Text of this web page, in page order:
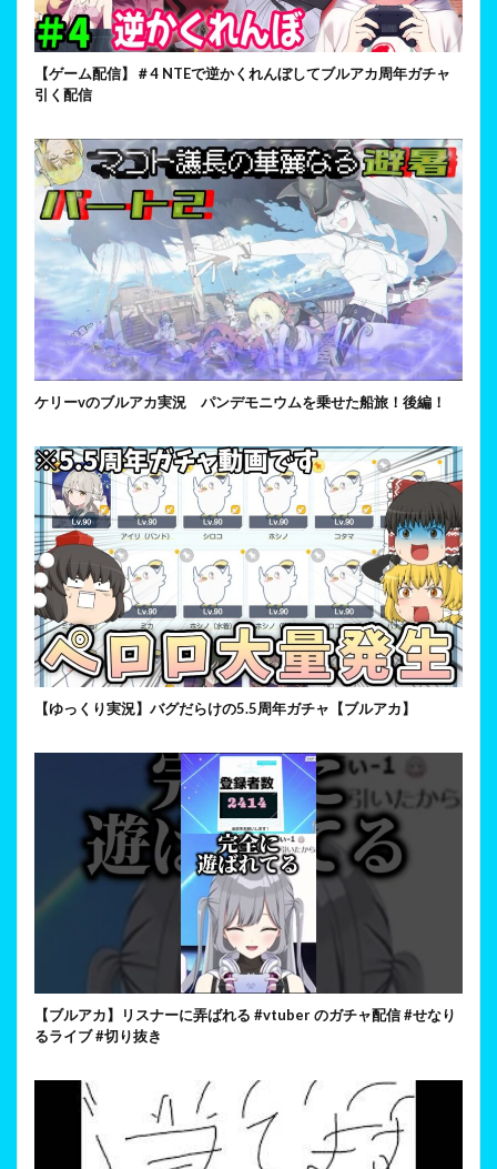
【ゲーム配信】＃4 NTEで逆かくれんぼしてブルアカ周年ガチャ
引く配信
ケリーvのブルアカ実況 パンデモニウムを乗せた船旅！後編！
【ゆっくり実況】バグだらけの5.5周年ガチャ【ブルアカ】
【ブルアカ】リスナーに弄ばれる #vtuber のガチャ配信 #せなり
るライブ #切り抜き